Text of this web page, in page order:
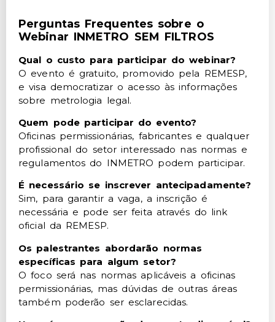
Perguntas Frequentes sobre o
Webinar INMETRO SEM FILTROS
Qual o custo para participar do webinar?
O evento é gratuito, promovido pela REMESP,
e visa democratizar o acesso às informações
sobre metrologia legal.
Quem pode participar do evento?
Oficinas permissionárias, fabricantes e qualquer
profissional do setor interessado nas normas e
regulamentos do INMETRO podem participar.
É necessário se inscrever antecipadamente?
Sim, para garantir a vaga, a inscrição é
necessária e pode ser feita através do link
oficial da REMESP.
Os palestrantes abordarão normas
específicas para algum setor?
O foco será nas normas aplicáveis a oficinas
permissionárias, mas dúvidas de outras áreas
também poderão ser esclarecidas.